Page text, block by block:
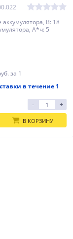
В: 18
А*ч: 5
за 1
в течение 1
- +
В КОРЗИНУ